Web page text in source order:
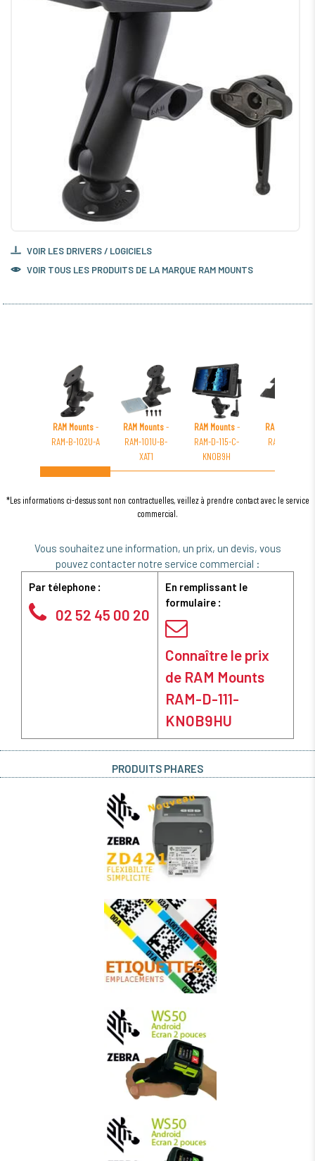
VOIR LES DRIVERS / LOGICIELS
VOIR TOUS LES PRODUITS DE LA MARQUE RAM MOUNTS
RAM Mounts-
RAM-B-102U-A
RAM Mounts-
RAM-101U-B-
XAT1
RAM Mounts-
RAM-D-115-C-
KNOB9H
RAM Mounts
RAM-VB-157
*Les informations ci-dessus sont non contractuelles, veillez à prendre contact avec le service
commercial.
Vous souhaitez une information, un prix, un devis, vous
pouvez contacter notre service commercial :
Par télephone :
02 52 45 00 20
En remplissant le
formulaire :
Connaître le prix
de RAM Mounts
RAM-D-111-
KNOB9HU
PRODUITS PHARES